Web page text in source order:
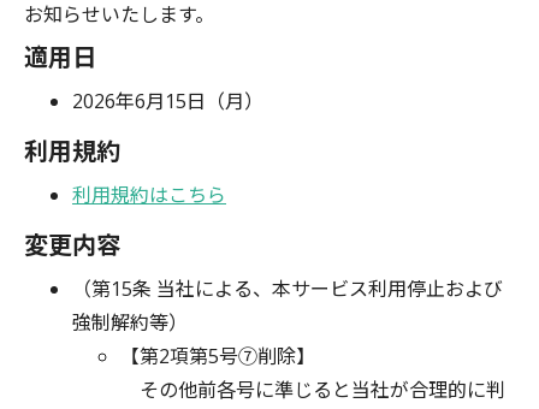
お知らせいたします。
適用日
2026年6月15日（月）
利用規約
利用規約はこちら
変更内容
（第15条 当社による、本サービス利用停止および
強制解約等）
【第2項第5号⑦削除】
その他前各号に準じると当社が合理的に判